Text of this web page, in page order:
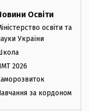
Освіти
освіти та
України
2026
за кордоном